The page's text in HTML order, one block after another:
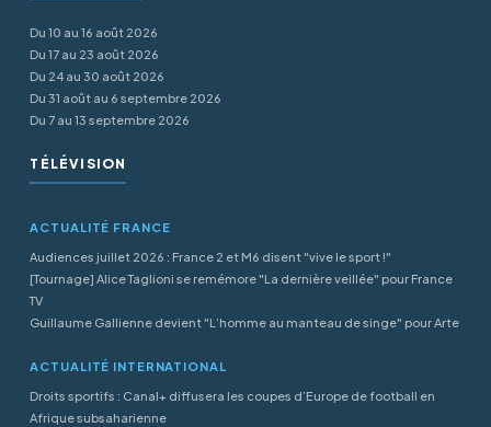
Du 10 au 16 août 2026
Du 17 au 23 août 2026
Du 24 au 30 août 2026
Du 31 août au 6 septembre 2026
Du 7 au 13 septembre 2026
TÉLÉVISION
ACTUALITÉ FRANCE
Audiences juillet 2026 : France 2 et M6 disent "vive le sport !"
[Tournage] Alice Taglioni se remémore "La dernière veillée" pour France
TV
Guillaume Gallienne devient "L’homme au manteau de singe" pour Arte
ACTUALITÉ INTERNATIONAL
Droits sportifs : Canal+ diffusera les coupes d’Europe de football en
Afrique subsaharienne